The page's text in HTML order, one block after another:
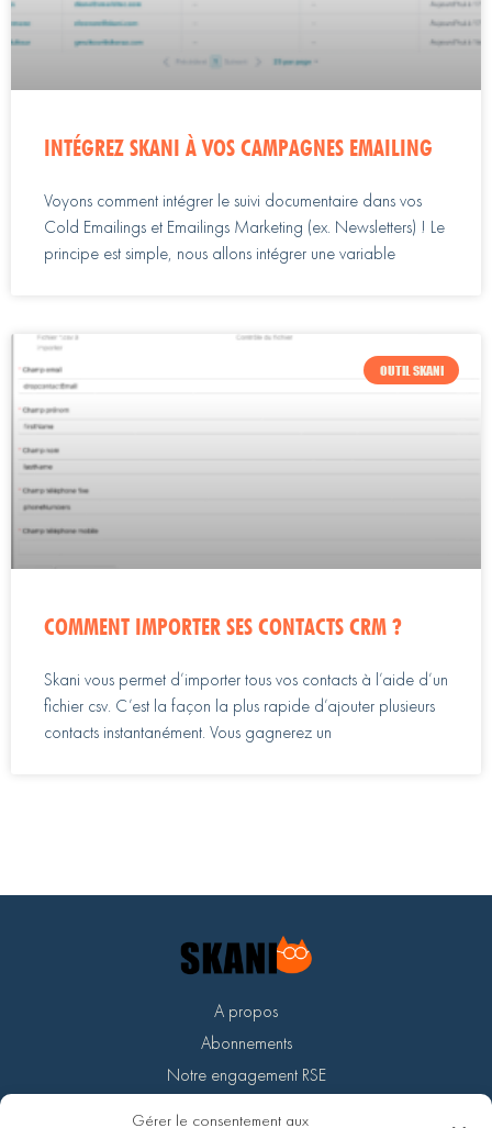
Gérer le consentement aux
INTÉGREZ SKANI À VOS CAMPAGNES EMAILING
Voyons comment intégrer le suivi documentaire dans vos
Cold Emailings et Emailings Marketing (ex. Newsletters) ! Le
principe est simple, nous allons intégrer une variable
OUTIL SKANI
COMMENT IMPORTER SES CONTACTS CRM ?
Skani vous permet d’importer tous vos contacts à l’aide d’un
fichier csv. C’est la façon la plus rapide d’ajouter plusieurs
contacts instantanément. Vous gagnerez un
A propos
Abonnements
Notre engagement RSE